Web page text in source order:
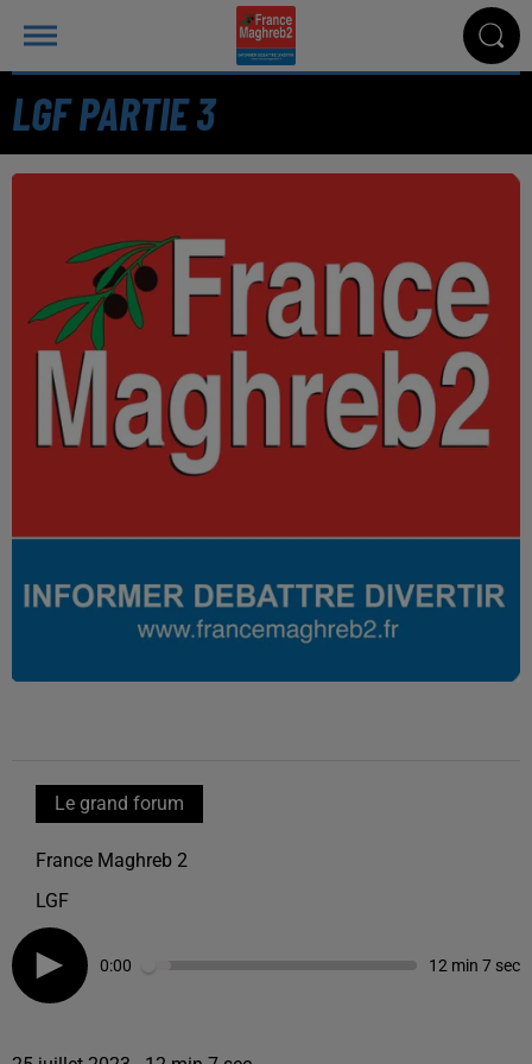
LGF PARTIE 3
Le grand forum
France Maghreb 2
LGF
0:00 12 min 7 sec